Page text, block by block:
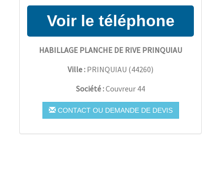
HABILLAGE PLANCHE DE RIVE PRINQUIAU
Ville : PRINQUIAU (44260)
Société :Couvreur 44
CONTACT OU DEMANDE DE DEVIS